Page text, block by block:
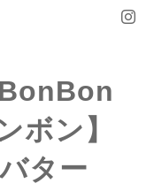
ボン】
ター